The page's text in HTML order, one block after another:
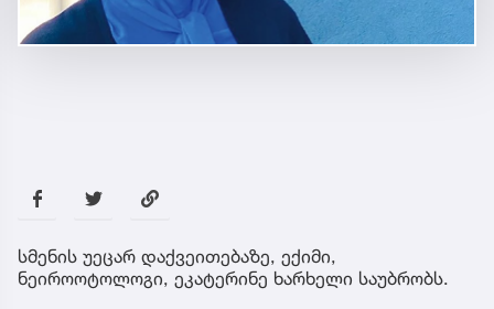
სმენის უეცარ დაქვეითებაზე, ექიმი,
ნეიროოტოლოგი, ეკატერინე ხარხელი საუბრობს.